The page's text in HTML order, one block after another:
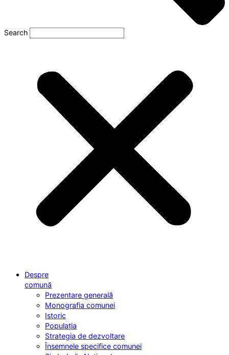
Search
Despre
comună
Prezentare generală
Monografia comunei
Istoric
Populația
Strategia de dezvoltare
Însemnele specifice comunei